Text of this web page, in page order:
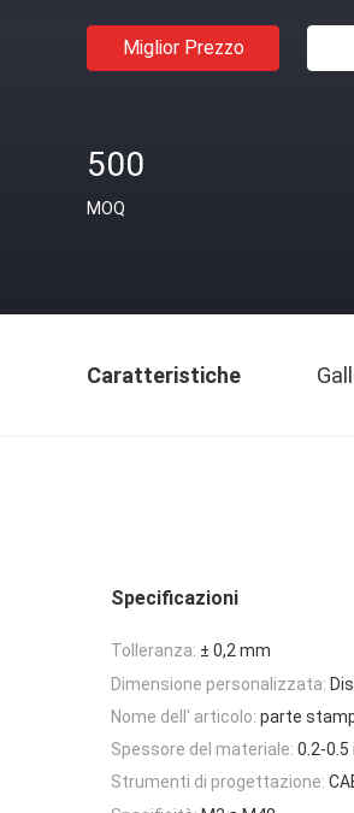
Miglior Prezzo
500
MOQ
Caratteristiche
Specificazioni
Tolleranza: ± 0,2 mm
Dimensione personalizzata:
Nome dell' articolo: parte
Spessore del materiale: 0.2-0.5
Strumenti di progettazione: